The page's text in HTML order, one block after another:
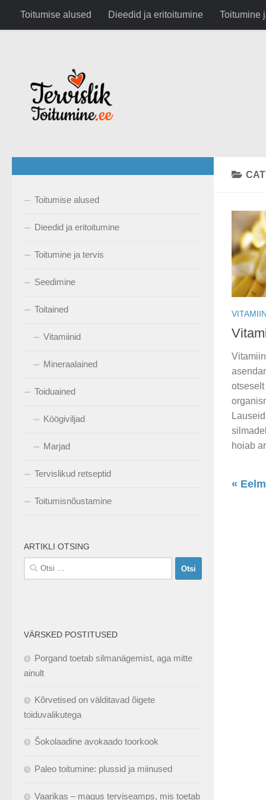
Skip to content
Toitumise alused Dieedid ja eritoitumine Toitumine
hoiab
«
Toitumise alused
Dieedid ja eritoitumine
Toitumine ja tervis
Seedimine
Toitained
Vitamiinid
Mineraalained
Toiduained
Köögiviljad
Marjad
Tervislikud retseptid
Toitumisnõustamine
ARTIKLI OTSING
Otsi:
VÄRSKED POSTITUSED
Porgand toetab silmanägemist, aga mitte
ainult
Kõrvetised on välditavad õigete
toiduvalikutega
Šokolaadine avokaado toorkook
Paleo toitumine: plussid ja miinused
Vaarikas – magus terviseamps, mis toetab